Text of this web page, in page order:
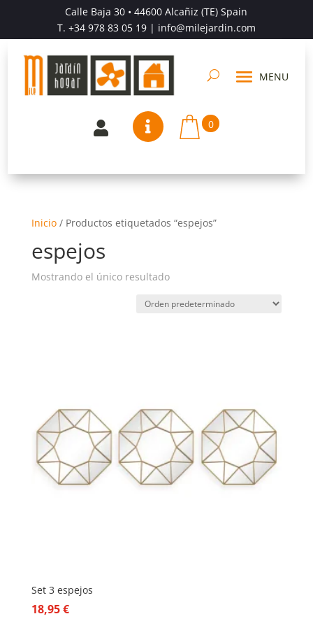
Calle Baja 30 • 44600 Alcañiz (TE) Spain
T. +34 978 83 05 19| info@milejardin.com
  0
Inicio/ Productos etiquetados “espejos”
espejos
Mostrando el único resultado
Set 3 espejos
18,95€